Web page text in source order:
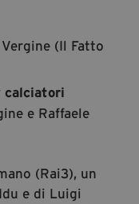
(Il Fatto
calciatori
e Raffaele
(Rai3), un
e di Luigi